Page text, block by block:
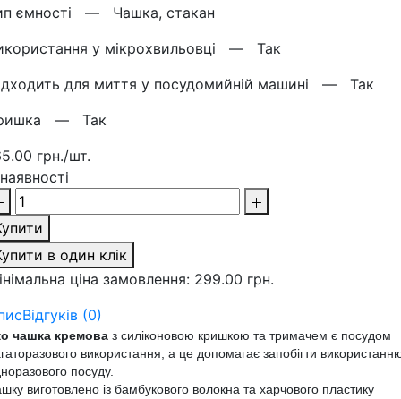
ємності — Чашка, стакан
у мікрохвильовці — Так
для миття у посудомийній машині — Так
— Так
грн./шт.
в один клік
ціна замовлення: 299.00 грн.
Відгуків (0)
чашка кремова з силіконовою кришкою та тримачем є посудом
використання, а це допомагає запобігти
посуду.
виготовлено із бамбукового волокна та харчового пластику